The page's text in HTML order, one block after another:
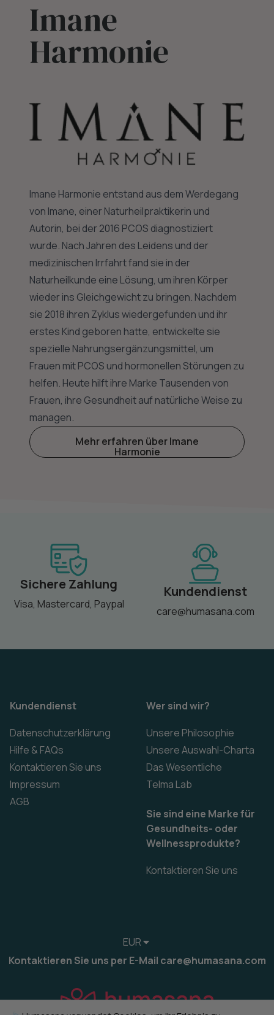
Imane
Harmonie
Imane Harmonie entstand aus dem Werdegang
von Imane, einer Naturheilpraktikerin und
Autorin, bei der 2016 PCOS diagnostiziert
wurde. Nach Jahren des Leidens und der
medizinischen Irrfahrt fand sie in der
Naturheilkunde eine Lösung, um ihren Körper
wieder ins Gleichgewicht zu bringen. Nachdem
sie 2018 ihren Zyklus wiedergefunden und ihr
erstes Kind geboren hatte, entwickelte sie
spezielle Nahrungsergänzungsmittel, um
Frauen mit PCOS und hormonellen Störungen zu
helfen. Heute hilft ihre Marke Tausenden von
Frauen, ihre Gesundheit auf natürliche Weise zu
managen.
Mehr erfahren über Imane
Harmonie
Sichere Zahlung
Visa, Mastercard, Paypal
Kundendienst
care@humasana.com
Kundendienst
Datenschutzerklärung
Hilfe & FAQs
Kontaktieren Sie uns
Impressum
AGB
Wer sind wir?
Unsere Philosophie
Unsere Auswahl-Charta
Das Wesentliche
Telma Lab
Sie sind eine Marke für
Gesundheits- oder
Wellnessprodukte?
Kontaktieren Sie uns
EUR
Kontaktieren Sie uns per E-Mail care@humasana.com